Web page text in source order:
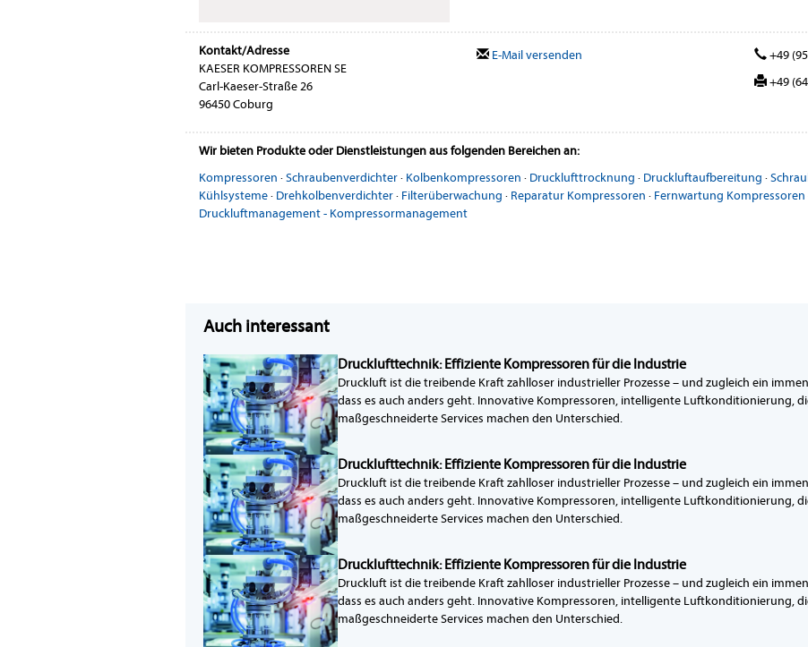
Kontakt/Adresse
KAESER KOMPRESSOREN SE
Carl-Kaeser-Straße 26
96450 Coburg
E-Mail versenden
+49
+49
Wir bieten Produkte oder Dienstleistungen aus folgenden Bereichen an:
Kompressoren ·Schraubenverdichter· Kolbenkompressoren · Drucklufttrocknung · Druckluftaufbereitung ·
Kühlsysteme· Drehkolbenverdichter· Filterüberwachung · Reparatur Kompressoren · Fernwartung
Druckluftmanagement - Kompressormanagement
Auch interessant
Drucklufttechnik: Effiziente Kompressoren für die Industrie
Druckluft ist die treibende Kraft zahlloser industrieller Prozesse – und zugleich ein
dass es auch anders geht. Innovative Kompressoren, intelligente Luftkonditionierung,
maßgeschneiderte Services machen den Unterschied.
Drucklufttechnik: Effiziente Kompressoren für die Industrie
Druckluft ist die treibende Kraft zahlloser industrieller Prozesse – und zugleich ein
dass es auch anders geht. Innovative Kompressoren, intelligente Luftkonditionierung,
maßgeschneiderte Services machen den Unterschied.
Drucklufttechnik: Effiziente Kompressoren für die Industrie
Druckluft ist die treibende Kraft zahlloser industrieller Prozesse – und zugleich ein
dass es auch anders geht. Innovative Kompressoren, intelligente Luftkonditionierung,
maßgeschneiderte Services machen den Unterschied.